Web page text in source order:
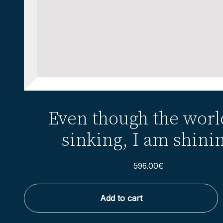
Even though the
sinking, I am
596.00€
Add to cart